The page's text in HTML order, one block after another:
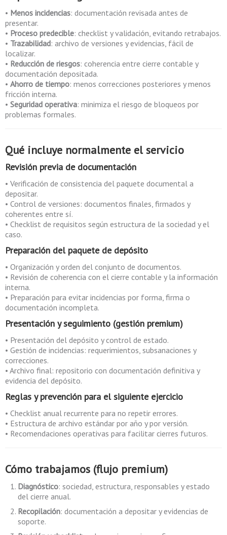
• Menos incidencias: documentación revisada antes de
presentar.
• Proceso predecible: checklist y validación, evitando retrabajos.
• Trazabilidad: archivo de versiones y evidencias, fácil de
localizar.
• Reducción de riesgos: coherencia entre cierre contable y
documentación depositada.
• Ahorro de tiempo: menos correcciones posteriores y menos
fricción interna.
• Seguridad operativa: minimiza el riesgo de bloqueos por
problemas formales.
Qué incluye normalmente el servicio
Revisión previa de documentación
• Verificación de consistencia del paquete documental a
depositar.
• Control de versiones: documentos finales, firmados y
coherentes entre sí.
• Checklist de requisitos según estructura de la sociedad y el
caso.
Preparación del paquete de depósito
• Organización y orden del conjunto de documentos.
• Revisión de coherencia con el cierre contable y la información
interna.
• Preparación para evitar incidencias por forma, firma o
documentación incompleta.
Presentación y seguimiento (gestión premium)
• Presentación del depósito y control de estado.
• Gestión de incidencias: requerimientos, subsanaciones y
correcciones.
• Archivo final: repositorio con documentación definitiva y
evidencia del depósito.
Reglas y prevención para el siguiente ejercicio
• Checklist anual recurrente para no repetir errores.
• Estructura de archivo estándar por año y por versión.
• Recomendaciones operativas para facilitar cierres futuros.
Cómo trabajamos (flujo premium)
Diagnóstico: sociedad, estructura, responsables y estado
del cierre anual.
Recopilación: documentación a depositar y evidencias de
soporte.